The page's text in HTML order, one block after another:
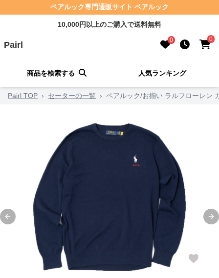
ペアルック専門通販サイト ペアルック
10,000円以上のご購入で送料無料
Pairl 0 0
商品を検索する 人気ランキング
Pairl TOP › セーターの一覧 › ペアルック/お揃い ラルフローレン
Previous slide